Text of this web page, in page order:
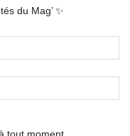
du Mag’ ✨
tout moment.